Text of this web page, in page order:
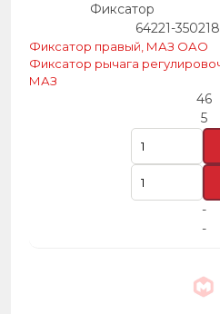
Фиксатор
64221-
Фиксатор правый, МАЗ ОАО
Фиксатор рычага
МАЗ
46
5
-
-